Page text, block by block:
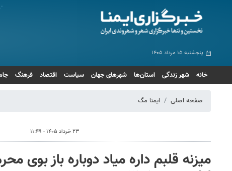
پنجشنبه ۱۵ مرداد ۱۴۰۵
خانه شهر زندگی استان‌ها شهرهای جهان سیاست اقتصاد فرهنگ
صفحه اصلی ایمنا مگ
۲۳ خرداد ۱۴۰۵ - ۱۱:۴۹
میزنه قلبم داره میاد دوباره باز بوی